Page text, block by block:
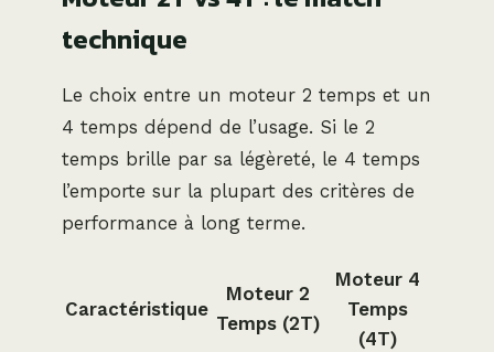
technique
Le choix entre un moteur 2 temps et un
4 temps dépend de l’usage. Si le 2
temps brille par sa légèreté, le 4 temps
l’emporte sur la plupart des critères de
performance à long terme.
Caractéristique
Moteur 2
Temps (2T)
Moteur 4
Temps
(4T)